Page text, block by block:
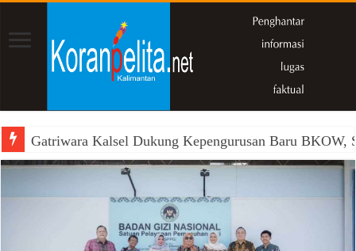
Gatriwara Kalsel Dukung Kepengurusan Baru BKOW,